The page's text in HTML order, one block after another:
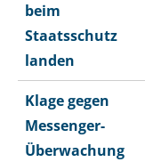
beim
Staatsschutz
landen
Klage gegen
Messenger-
Überwachung